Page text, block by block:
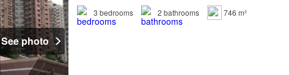
See photo
3 bedrooms 2 bathrooms 746 m²